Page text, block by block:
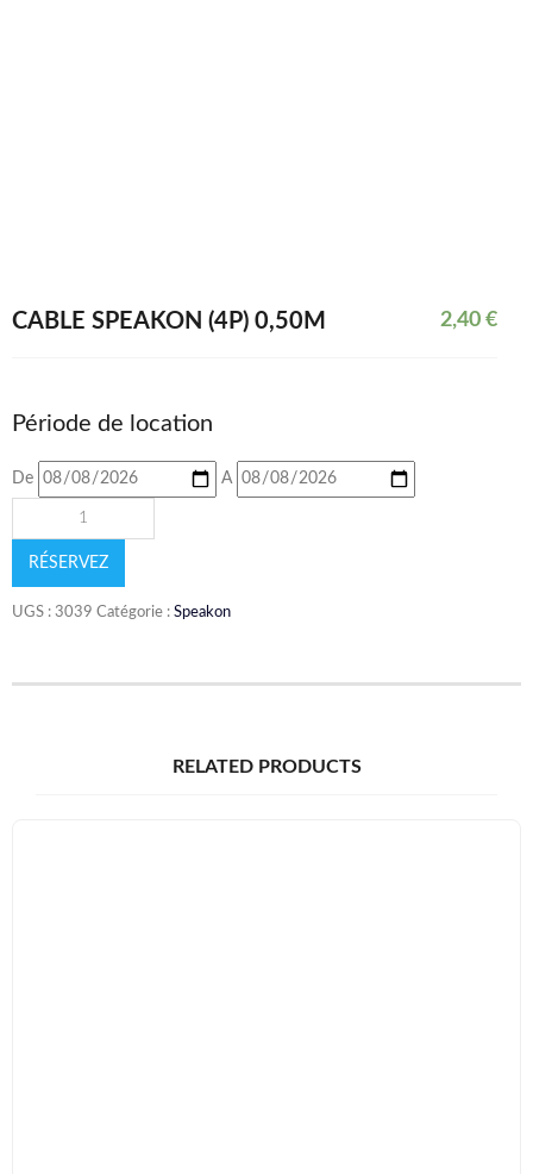
CÂBLE SPEAKON (4P) 0,50M 2,40 €
Période de location
De A
RÉSERVEZ
UGS : 3039 Catégorie : Speakon
RELATED PRODUCTS